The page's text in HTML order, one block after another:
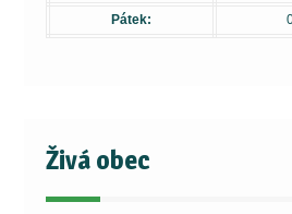
Pátek:
Živá obec